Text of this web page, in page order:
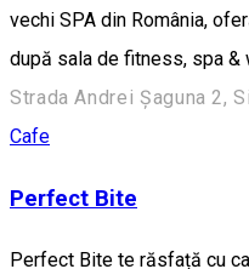
vechi SPA din România,
după sala de fitness, spa
Strada Andrei Șaguna 2,
Cafe
Perfect Bite
Perfect Bite te răsfață cu